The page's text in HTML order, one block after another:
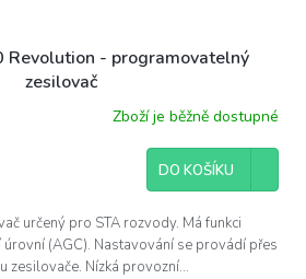
Revolution - programovatelný
zesilovač
Zboží je běžně dostupné
DO KOŠÍKU
určený pro STA rozvody. Má funkci
(AGC). Nastavování se provádí přes
zesilovače. Nízká provozní...